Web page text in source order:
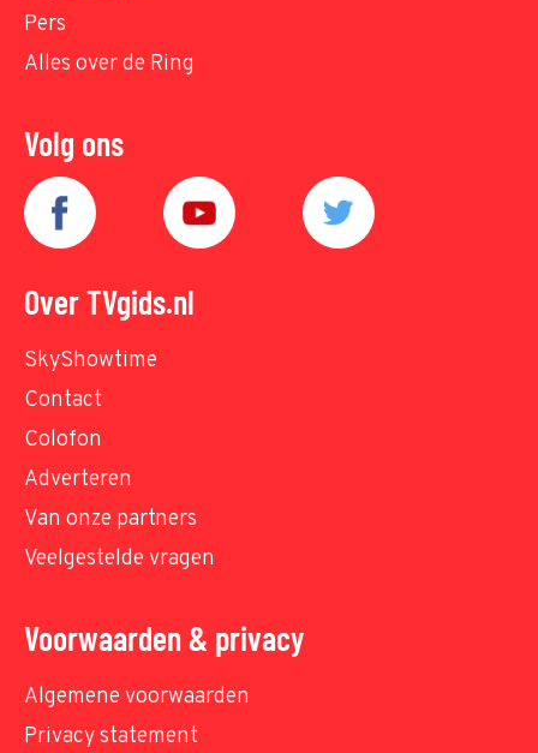
Pers
Alles over de Ring
Volg ons
Over TVgids.nl
SkyShowtime
Contact
Colofon
Adverteren
Van onze partners
Veelgestelde vragen
Voorwaarden & privacy
Algemene voorwaarden
Privacy statement